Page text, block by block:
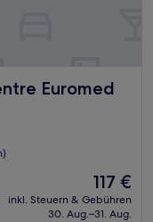
Euromed
Der
Preis
beträgt
117 €
inkl. Steuern & Gebühren
30. Aug.–31. Aug.